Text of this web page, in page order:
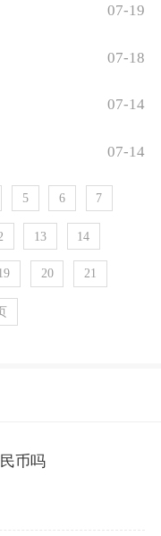
07-19
07-18
07-14
07-14
5 6 7
13 14
20 21
币吗